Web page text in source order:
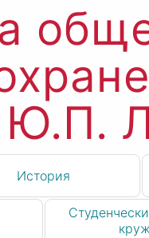
Ю.П.
История